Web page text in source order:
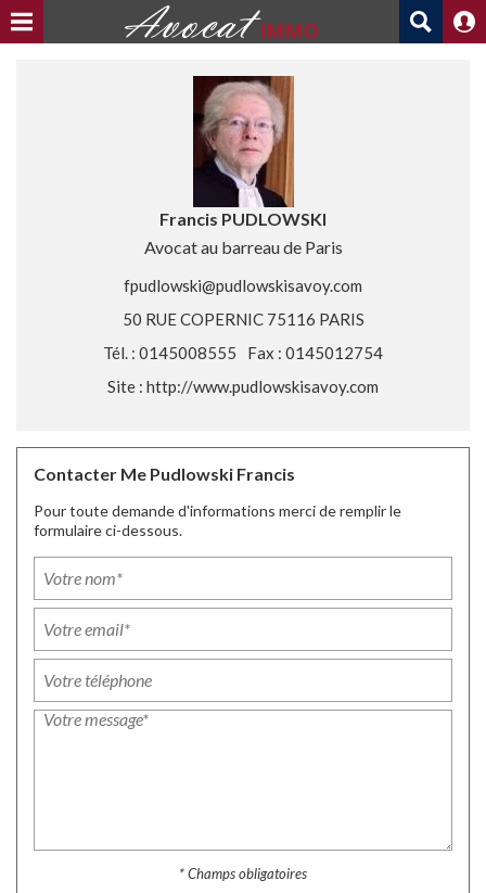
Francis PUDLOWSKI
Avocat au barreau de Paris
fpudlowski@pudlowskisavoy.com
50 RUE COPERNIC 75116 PARIS
Tél. : 0145008555
Fax : 0145012754
Site : http://www.pudlowskisavoy.com
Contacter Me Pudlowski Francis
Pour toute demande d'informations merci de remplir le
formulaire ci-dessous.
* Champs obligatoires